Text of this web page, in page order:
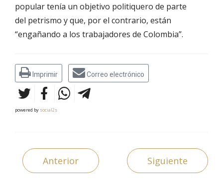
popular tenía un objetivo politiquero de parte
del petrismo y que, por el contrario, están
“engañando a los trabajadores de Colombia”.
Imprimir Correo electrónico
powered by social2s
Anterior Siguiente